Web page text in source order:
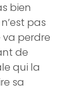
bien
pas
va perdre
de
qui la
sa